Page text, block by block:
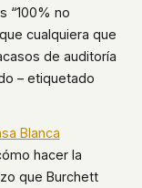
to
to protect
or third-
you
“100% no
cualquiera que
de auditoría
– etiquetado
Blanca
hacer la
que Burchett